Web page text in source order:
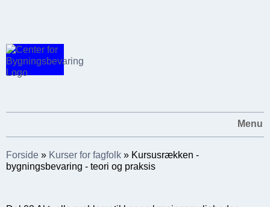
Menu
Forside » Kurser for fagfolk » Kursusrækken -
bygningsbevaring - teori og praksis